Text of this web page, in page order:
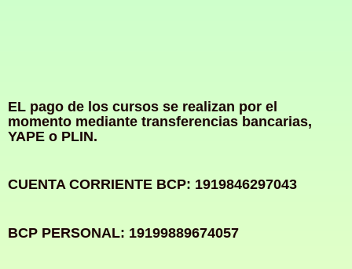
EL pago de los cursos se realizan por el
momento mediante transferencias bancarias,
YAPE o PLIN.
CUENTA CORRIENTE BCP: 1919846297043
BCP PERSONAL: 19199889674057